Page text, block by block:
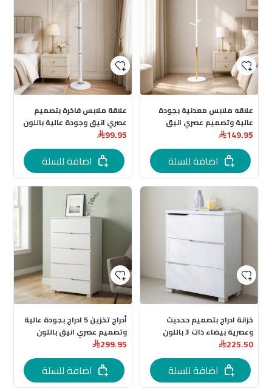
علاقه ملابس معدنية بجودة
عالية وتصميم عصري انيق
باللون الابيض
149.95
اضافة للسلة
علاقة ملابس فاخرة بتصميم
عصري انيق وجودة عالية باللون
الابيض
99.95
اضافة للسلة
خزانة ادراج بتصميم ححديث
وعصرية بيضاء ذات 3 باللون
الابيض
225.50
اضافة للسلة
أدراج تخزين 5 ادراج بجودة عالية
وتصميم عصري انيق باللون
العمق: 40 سم الارتفاع: 100 سم
299.95
اضافة للسلة